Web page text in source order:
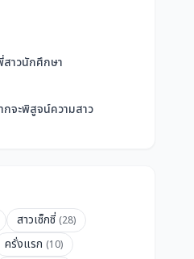
าวนักศึกษา
กจะพิสูจน์ความสาว
สาวเซ็กซี่ (28)
ครั่งแรก (10)